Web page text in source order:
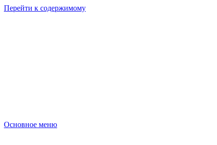
Перейти к содержимому
Основное меню